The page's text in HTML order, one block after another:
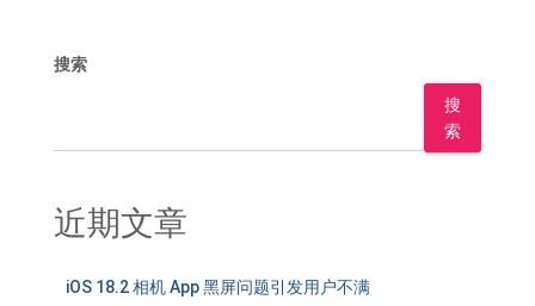
搜索
搜
索
近期文章
iOS 18.2 相机 App 黑屏问题引发用户不满